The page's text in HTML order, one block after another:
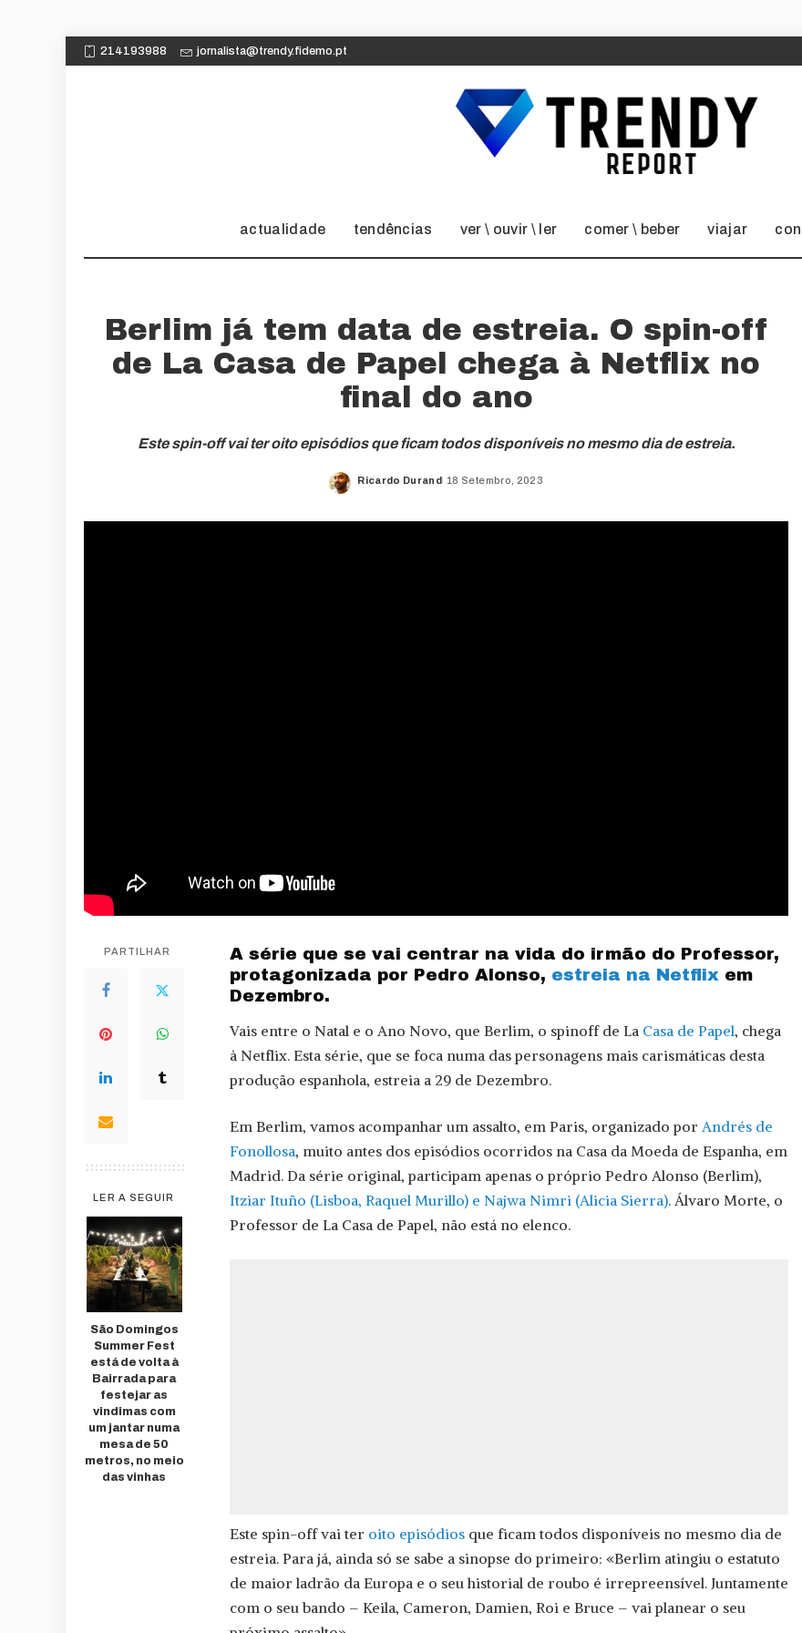
214193988 jornalista@trendy.fidemo.pt
actualidade tendências ver \ ouvir \ ler comer \ beber viajar
Berlim já tem data de estreia. O spin-off
de La Casa de Papel chega à Netflix no
final do ano
Este spin-off vai ter oito episódios que ficam todos disponíveis no mesmo dia de estreia.
Posted
Ricardo Durand 18 Setembro, 2023
PARTILHAR
LER A SEGUIR
São Domingos
Summer Fest
está de volta à
Bairrada para
festejar as
vindimas com
um jantar numa
mesa de 50
metros, no meio
das vinhas
A série que se vai centrar na vida do irmão do Professor,
protagonizada por Pedro Alonso, estreia na Netflix em
Dezembro.
Vais entre o Natal e o Ano Novo, que Berlim, o spinoff de La Casa de Papel, chega
à Netflix. Esta série, que se foca numa das personagens mais carismáticas desta
produção espanhola, estreia a 29 de Dezembro.
Em Berlim, vamos acompanhar um assalto, em Paris, organizado por Andrés de
Fonollosa, muito antes dos episódios ocorridos na Casa da Moeda de Espanha, em
Madrid. Da série original, participam apenas o próprio Pedro Alonso (Berlim),
Itziar Ituño (Lisboa, Raquel Murillo) e Najwa Nimri (Alicia Sierra). Álvaro Morte, o
Professor de La Casa de Papel, não está no elenco.
Este spin-off vai ter oito episódios que ficam todos disponíveis no mesmo dia de
estreia. Para já, ainda só se sabe a sinopse do primeiro: «Berlim atingiu o estatuto
de maior ladrão da Europa e o seu historial de roubo é irrepreensível. Juntamente
com o seu bando – Keila, Cameron, Damien, Roi e Bruce – vai planear o seu